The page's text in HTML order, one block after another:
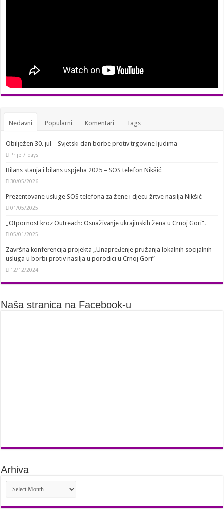
Nedavni Popularni Komentari Tags
Obilježen 30. jul – Svjetski dan borbe protiv trgovine ljudima
Prije 7 days
Bilans stanja i bilans uspjeha 2025 – SOS telefon Nikšić
30/05/2026
Prezentovane usluge SOS telefona za žene i djecu žrtve nasilja Nikšić
01/05/2025
„Otpornost kroz Outreach: Osnaživanje ukrajinskih žena u Crnoj Gori“.
05/01/2025
Završna konferencija projekta „Unapređenje pružanja lokalnih socijalnih
usluga u borbi protiv nasilja u porodici u Crnoj Gori”
12/12/2024
Naša stranica na Facebook-u
Arhiva
Arhiva